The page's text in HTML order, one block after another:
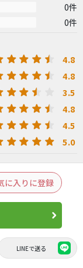
0件
0件
4.8
4.8
3.5
4.8
4.5
5.0
に入りに登録
LINEで送る